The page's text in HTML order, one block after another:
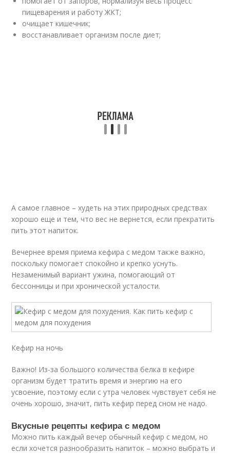
пищеварения и работу ЖКТ;
очищает кишечник;
восстанавливает организм после диет;
А самое главное – худеть на этих природных средствах
хорошо еще и тем, что вес не вернется, если прекратить
пить этот напиток.
Вечернее время приема кефира с медом также важно,
поскольку помогает спокойно и крепко уснуть.
Незаменимый вариант ужина, помогающий от
бессонницы и при хронической усталости.
Кефир на ночь
Важно! Из-за большого количества белка в кефире
организм будет тратить время и энергию на его
усвоение, поэтому если с утра человек чувствует себя не
очень хорошо, значит, пить кефир перед сном не надо.
Вкусные рецепты кефира с медом
Можно пить каждый вечер обычный кефир с медом, но
если хочется разнообразить напиток – можно выбрать и